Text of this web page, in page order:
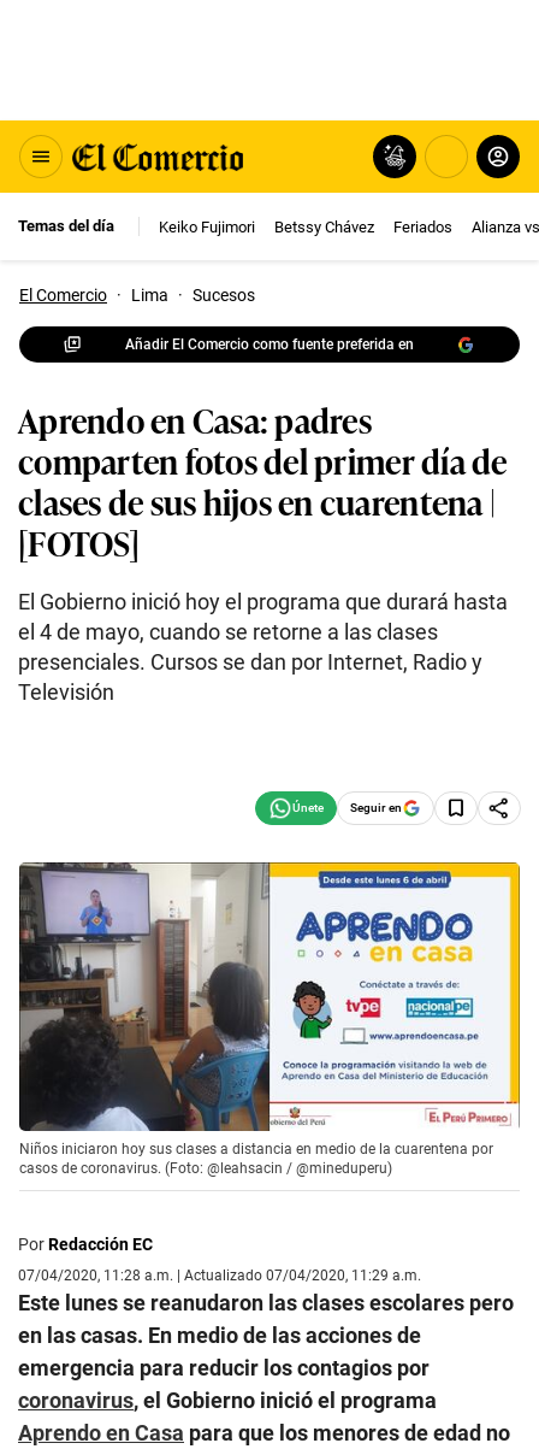
Temas del día Keiko Fujimori Betssy Chávez Feriados Alianza
El Comercio · Lima · Sucesos
Añadir El Comercio como fuente preferida en
Aprendo en Casa: padres
comparten fotos del primer día de
clases de sus hijos en cuarentena |
[FOTOS]
El Gobierno inició hoy el programa que durará hasta
el 4 de mayo, cuando se retorne a las clases
presenciales. Cursos se dan por Internet, Radio y
Televisión
Seguir en
Niños iniciaron hoy sus clases a distancia en medio de la cuarentena por
casos de coronavirus. (Foto: @leahsacin / @mineduperu)
PorRedacción EC
07/04/2020, 11:28 a.m. | Actualizado 07/04/2020, 11:29 a.m.
Este lunes se reanudaron las clases escolares pero
en las casas. En medio de las acciones de
emergencia para reducir los contagios por
coronavirus, el Gobierno inició el programa
Aprendo en Casa para que los menores de edad no